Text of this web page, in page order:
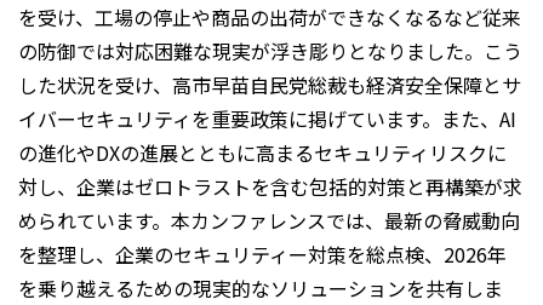
を受け、工場の停止や商品の出荷ができなくなるなど従来
の防御では対応困難な現実が浮き彫りとなりました。こう
した状況を受け、高市早苗自民党総裁も経済安全保障とサ
イバーセキュリティを重要政策に掲げています。また、AI
の進化やDXの進展とともに高まるセキュリティリスクに
対し、企業はゼロトラストを含む包括的対策と再構築が求
められています。本カンファレンスでは、最新の脅威動向
を整理し、企業のセキュリティー対策を総点検、2026年
を乗り越えるための現実的なソリューションを共有しま